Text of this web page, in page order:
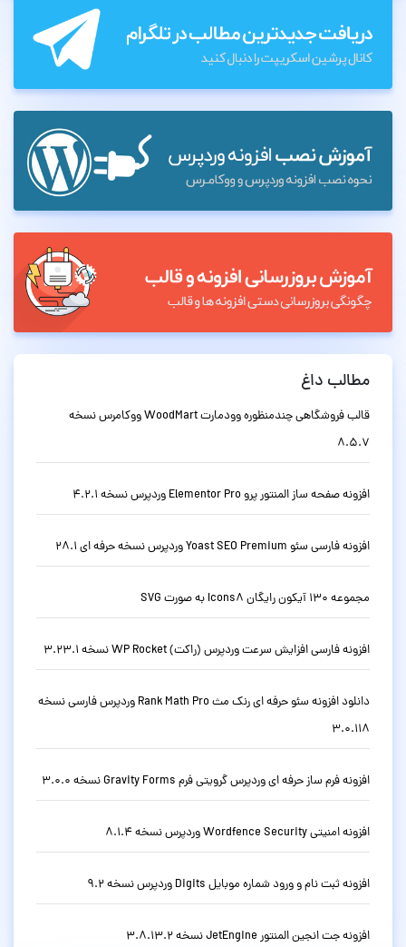
مطالب داغ
قالب فروشگاهی چندمنظوره وودمارت WoodMart ووکامرس نسخه
8.5.7
افزونه صفحه ساز المنتور پرو Elementor Pro وردپرس نسخه 4.2.1
افزونه فارسی سئو Yoast SEO Premium وردپرس نسخه حرفه ای 28.1
مجموعه 130 آیکون رایگان Icons8 به صورت SVG
افزونه فارسی افزایش سرعت وردپرس (راکت) WP Rocket نسخه 3.23.1
دانلود افزونه سئو حرفه ای رنک مث Rank Math Pro وردپرس فارسی نسخه
3.0.118
افزونه فرم ساز حرفه ای وردپرس گرویتی فرم Gravity Forms نسخه 3.0.0
افزونه امنیتی Wordfence Security وردپرس نسخه 8.1.4
افزونه ثبت نام و ورود شماره موبایل Digits وردپرس نسخه 9.2
افزونه جت انجین المنتور JetEngine نسخه 3.8.13.2